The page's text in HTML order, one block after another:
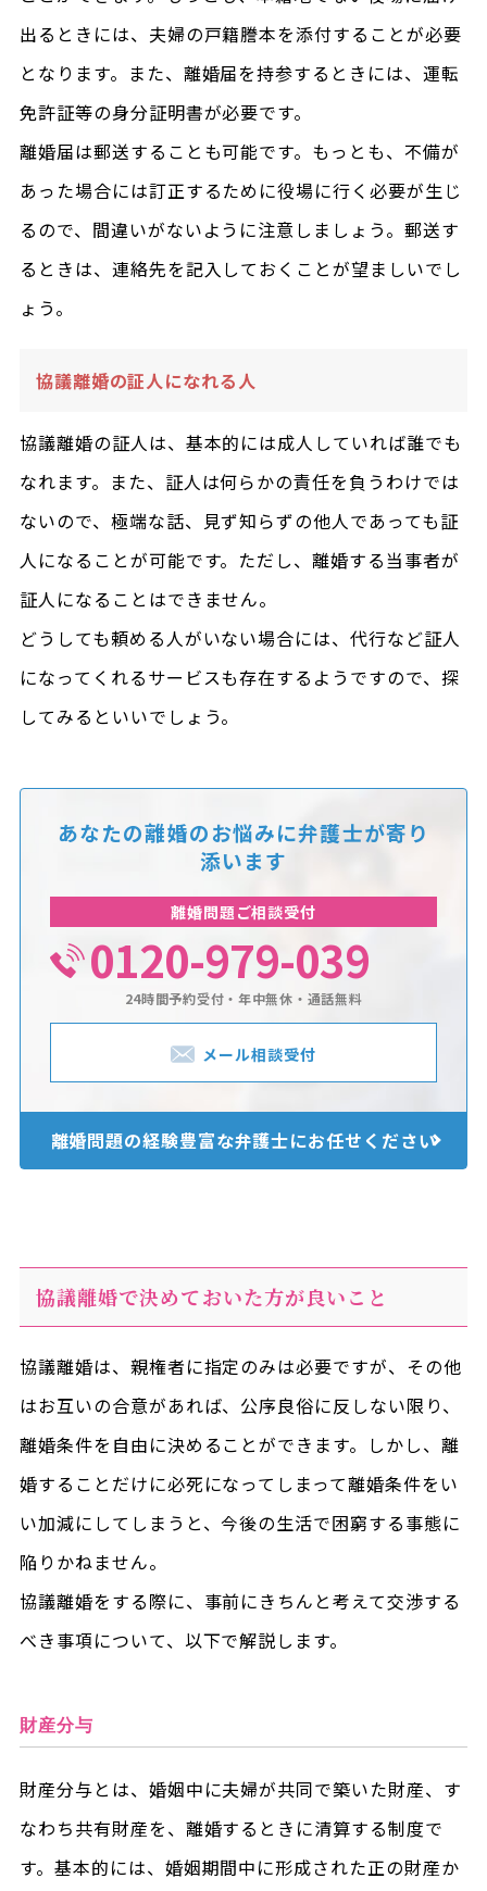
出るときには、夫婦の戸籍謄本を添付することが必要
となります。また、離婚届を持参するときには、運転
免許証等の身分証明書が必要です。
離婚届は郵送することも可能です。もっとも、不備が
あった場合には訂正するために役場に行く必要が生じ
るので、間違いがないように注意しましょう。郵送す
るときは、連絡先を記入しておくことが望ましいでし
ょう。
協議離婚の証人になれる人
協議離婚の証人は、基本的には成人していれば誰でも
なれます。また、証人は何らかの責任を負うわけでは
ないので、極端な話、見ず知らずの他人であっても証
人になることが可能です。ただし、離婚する当事者が
証人になることはできません。
どうしても頼める人がいない場合には、代行など証人
になってくれるサービスも存在するようですので、探
してみるといいでしょう。
あなたの離婚のお悩みに弁護士が寄り
添います
離婚問題ご相談受付
0120-979-039
24時間予約受付・年中無休・通話無料
メール相談受付
離婚問題の経験豊富な弁護士にお任せください
協議離婚で決めておいた方が良いこと
協議離婚は、親権者に指定のみは必要ですが、その他
はお互いの合意があれば、公序良俗に反しない限り、
離婚条件を自由に決めることができます。しかし、離
婚することだけに必死になってしまって離婚条件をい
い加減にしてしまうと、今後の生活で困窮する事態に
陥りかねません。
協議離婚をする際に、事前にきちんと考えて交渉する
べき事項について、以下で解説します。
財産分与
財産分与とは、婚姻中に夫婦が共同で築いた財産、す
なわち共有財産を、離婚するときに清算する制度で
す。基本的には、婚姻期間中に形成された正の財産か